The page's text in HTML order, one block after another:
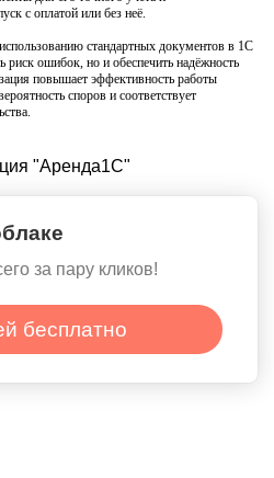
с оплатой или без неё.
стандартных документов в 1С
риск ошибок, но и обеспечить надёжность
повышает эффективность работы
споров и соответствует
"Аренда1С"
за пару кликов!
бесплатно